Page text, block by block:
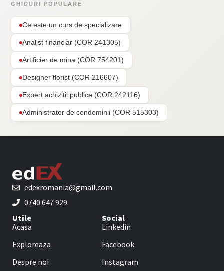
GHIDURI POPULARE
Ce este un curs de specializare
Analist financiar (COR 241305)
Artificier de mina (COR 754201)
Designer florist (COR 216607)
Expert achizitii publice (COR 242116)
Administrator de condominii (COR 515303)
edexromania@gmail.com
0740 647 929
Utile
Acasa
Exploreaza
Despre noi
Social
Linkedin
Facebook
Instagram